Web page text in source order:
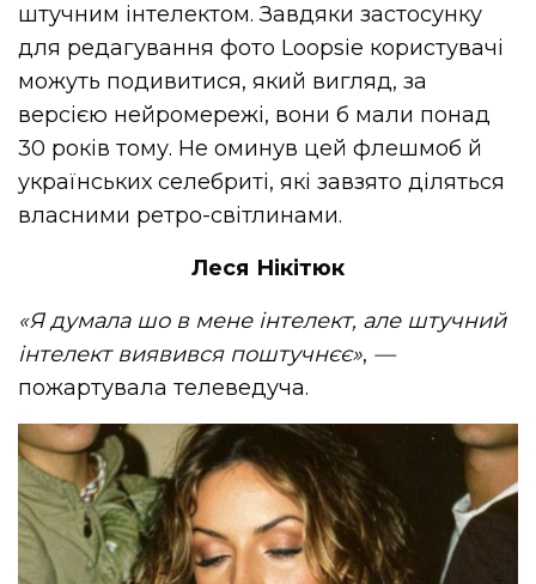
штучним інтелектом. Завдяки застосунку
для редагування фото Loopsie користувачі
можуть подивитися, який вигляд, за
версією нейромережі, вони б мали понад
30 років тому. Не оминув цей флешмоб й
українських селебриті, які завзято діляться
власними ретро-світлинами.
Леся Нікітюк
«Я думала шо в мене інтелект, але штучний
інтелект виявився поштучнєє», —
пожартувала телеведуча.